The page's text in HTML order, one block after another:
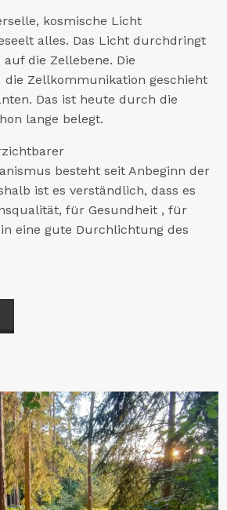
kosmische Licht
alles. Das Licht durchdringt
die Zellebene. Die
Zellkommunikation geschieht
Das ist heute durch die
lange belegt.
besteht seit Anbeginn der
ist es verständlich, dass es
für Gesundheit , für
eine gute Durchlichtung des